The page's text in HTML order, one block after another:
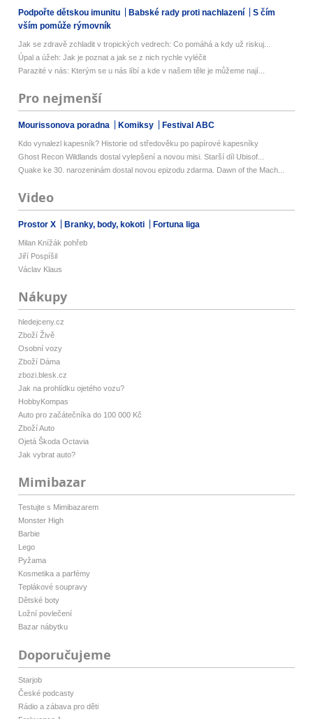
Podpořte dětskou imunitu Babské rady proti nachlazení
S čím
vším pomůže rýmovník
Jak se zdravě zchladit v tropických vedrech: Co pomáhá a kdy už riskuj...
Úpal a úžeh: Jak je poznat a jak se z nich rychle vyléčit
Parazité v nás: Kterým se u nás líbí a kde v našem těle je můžeme nají...
Pro nejmenší
Mourissonova poradna Komiksy Festival ABC
Kdo vynalezl kapesník? Historie od středověku po papírové kapesníky
Ghost Recon Wildlands dostal vylepšení a novou misi. Starší díl Ubisof...
Quake ke 30. narozeninám dostal novou epizodu zdarma. Dawn of the Mach...
Video
Prostor X Branky, body, kokoti Fortuna liga
Milan Knížák pohřeb
Jiří Pospíšil
Václav Klaus
Nákupy
hledejceny.cz
Zboží Živě
Osobní vozy
Zboží Dáma
zbozi.blesk.cz
Jak na prohlídku ojetého vozu?
HobbyKompas
Auto pro začátečníka do 100 000 Kč
Zboží Auto
Ojetá Škoda Octavia
Jak vybrat auto?
Mimibazar
Testujte s Mimibazarem
Monster High
Barbie
Lego
Pyžama
Kosmetika a parfémy
Teplákové soupravy
Dětské boty
Ložní povlečení
Bazar nábytku
Doporučujeme
Starjob
České podcasty
Rádio a zábava pro děti